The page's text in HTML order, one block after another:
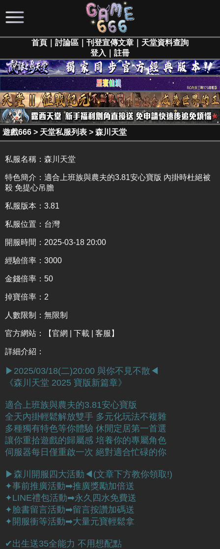
首頁 討論區 刊登宣傳文章
天堂資料查詢
登入
註冊
遊戲666 > 天堂私服列表 > 森川天堂
私服名稱： 森川天堂
特色簡介： 適合上班族與農夫的3.81安心寶版 內掛時杜絕被
殺 免提心吊膽
私服版本：3.81
私服位置：台灣
開服時間：2025-03-18 20:00
經驗倍率：3000
金錢倍率：50
掉寶倍率：2
人數限制：無限制
官方網站： 【官網 | 下載 | 客服】
詳細介紹 ：
▶2025/03/18(二)20:00 與你不見不散◀
《森川天堂 2025 寶版新篇章》
適合上班族與農夫的3.81安心寶版
全天內掛輕鬆解放雙手 多元化玩法不複雜
多種獨有特色等你體驗 休閒定居第一首選
讓你重拾遊戲的歸屬感 培養你的專屬角色
伺服器每日僅重啟一次 絕對適合忙碌的你
▶森川開服四大活動◀(文章下方教你領取!)
✦事前推廣活動➡︎推廣獎勵加倍送
✦LINE禮包活動➡︎永久四水免費送
✦臉書留言活動➡︎留言按讚加碼送
✦開服衝等活動➡︎大量元寶輕鬆拿
✔出生送35全能力 不用想配點